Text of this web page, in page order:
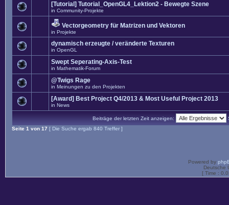
[Tutorial] Tutorial_OpenGL4_Lektion2 - Bewegte Szene
in Community-Projekte
Vectorgeometry für Matrizen und Vektoren
in Projekte
dynamisch erzeugte / veränderte Texturen
in OpenGL
Swept Seperating-Axis-Test
in Mathematik-Forum
@Twigs Rage
in Meinungen zu den Projekten
[Award] Best Project Q4/2013 & Most Useful Project 2013
in News
Beiträge der letzten Zeit anzeigen:
Seite 1 von 17 [ Die Suche ergab 840 Treffer ]
Powered by
Deutsche
[ Time :